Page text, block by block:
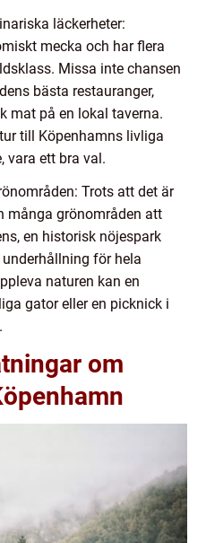
läckerheter:
mecka och har flera
Missa inte chansen
bästa restauranger,
mat på en lokal taverna.
till Köpenhamns livliga
vara ett bra val.
Trots att det är
många grönområden att
en historisk nöjespark
för hela
naturen kan en
gator eller en picknick i
om